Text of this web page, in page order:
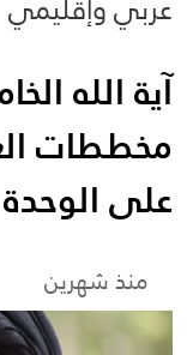
آية الله
مخططات
على الوحدة
منذ شهرين